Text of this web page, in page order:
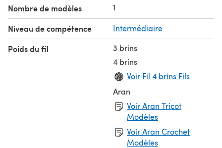
Nombre de modèles 1
Niveau de compétence Intermédiaire
Poids du fil
3 brins
4 brins
Voir Fil 4 brins Fils
Aran
Voir Aran Tricot
Modèles
Voir Aran Crochet
Modèles